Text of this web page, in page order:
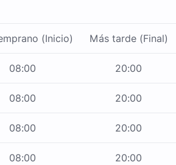
(Inicio) Más tarde (Final)
08:00 20:00
08:00 20:00
08:00 20:00
08:00 20:00